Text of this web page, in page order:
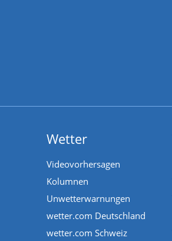
Wetter
Videovorhersagen
Kolumnen
Unwetterwarnungen
wetter.com Deutschland
wetter.com Schweiz